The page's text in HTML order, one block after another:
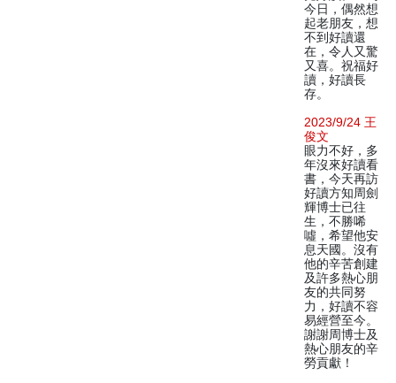
今日，偶然想
起老朋友，想
不到好讀還
在，令人又驚
又喜。祝福好
讀，好讀長
存。
2023/9/24 王
俊文
眼力不好，多
年沒來好讀看
書，今天再訪
好讀方知周劍
輝博士已往
生，不勝唏
噓，希望他安
息天國。沒有
他的辛苦創建
及許多熱心朋
友的共同努
力，好讀不容
易經營至今。
謝謝周博士及
熱心朋友的辛
勞貢獻！